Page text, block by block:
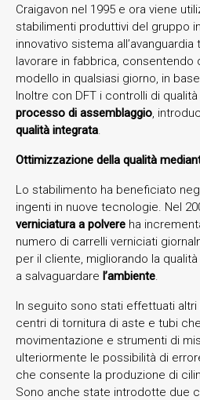
Craigavon nel 1995 e ora viene
stabilimenti produttivi del gruppo
innovativo sistema
lavorare in fabbrica, consentendo
modello in qualsiasi giorno, in
Inoltre con DFT i controlli di
processo di assemblaggio,
qualità integrata.
Ottimizzazione della qualità
Lo stabilimento ha beneficiato
ingenti in nuove tecnologie. Nel
verniciatura a polvere ha
numero di carrelli verniciati
per il cliente, migliorando la
a salvaguardare l’ambiente.
In seguito sono stati effettuati
centri di tornitura di aste e tubi
movimentazione e strumenti di
ulteriormente le possibilità di
che consente la produzione di
Sono anche state introdotte due